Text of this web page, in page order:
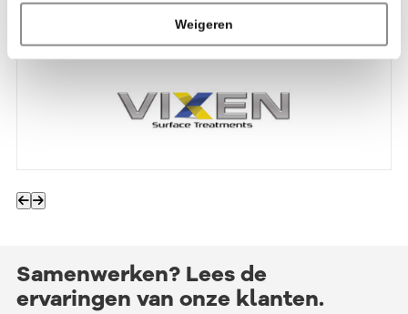
Weigeren
Onze merken
Samenwerken? Lees de
ervaringen van onze klanten.